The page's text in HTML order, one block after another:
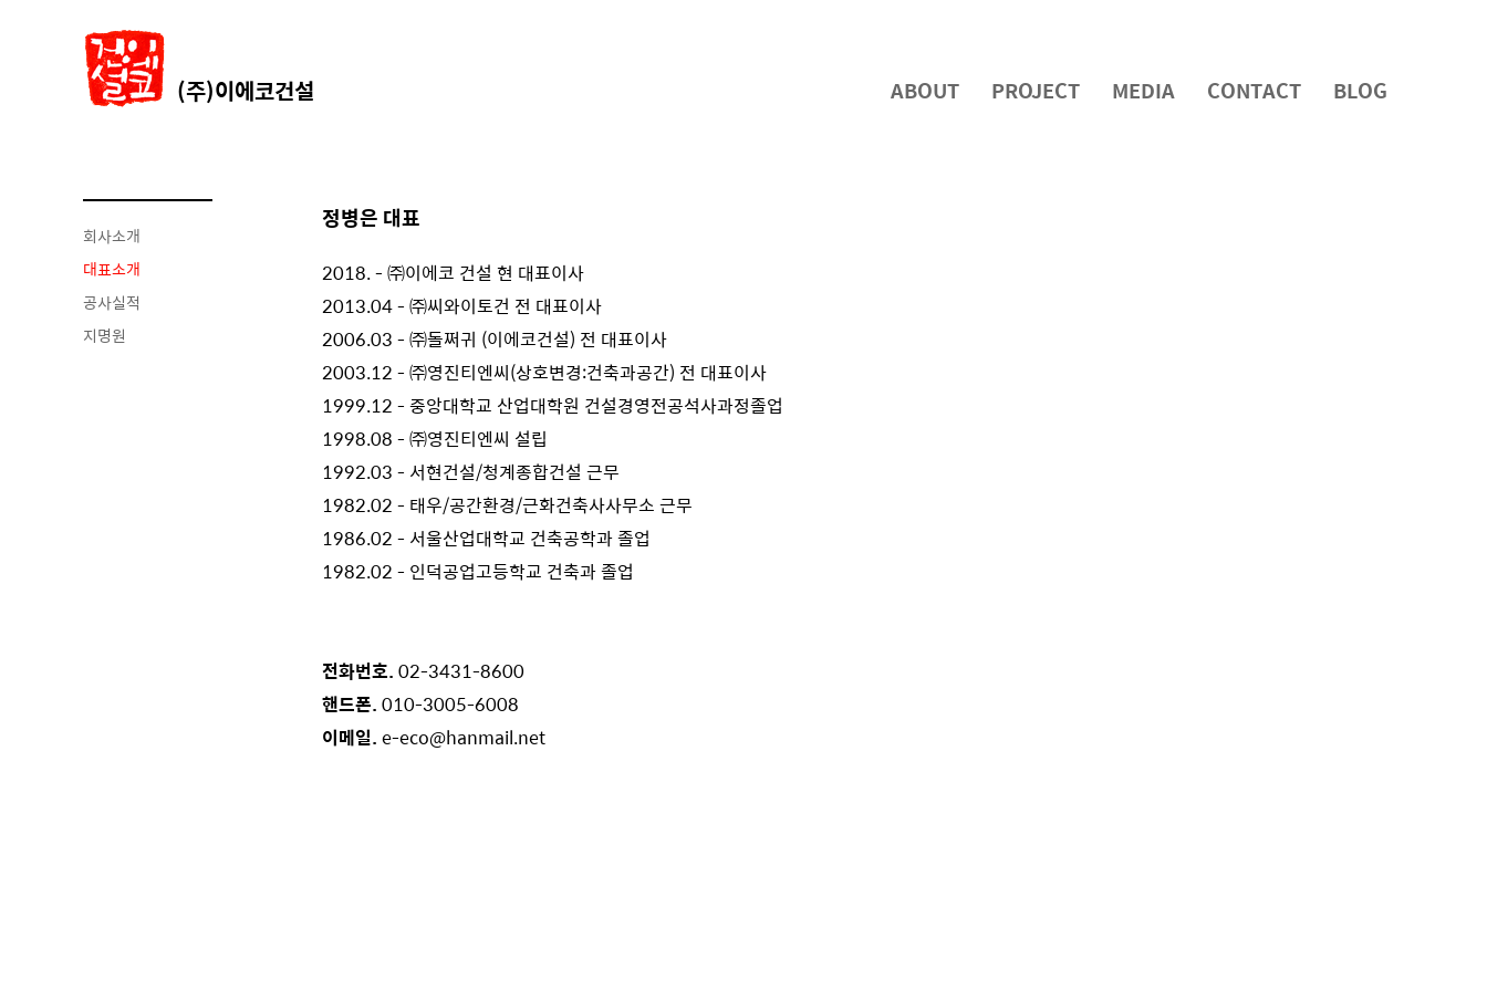
(주)이에코건설 ABOUT PROJECT MEDIA CONTACT BLOG
회사소개
대표소개
공사실적
지명원
정병은 대표
2018. - ㈜이에코 건설 현 대표이사
2013.04 - ㈜씨와이토건 전 대표이사
2006.03 - ㈜돌쩌귀 (이에코건설) 전 대표이사
2003.12 - ㈜영진티엔씨(상호변경:건축과공간) 전 대표이사
1999.12 - 중앙대학교 산업대학원 건설경영전공석사과정졸업
1998.08 - ㈜영진티엔씨 설립
1992.03 - 서현건설/청계종합건설 근무
1982.02 - 태우/공간환경/근화건축사사무소 근무
1986.02 - 서울산업대학교 건축공학과 졸업
1982.02 - 인덕공업고등학교 건축과 졸업
전화번호. 02-3431-8600
핸드폰. 010-3005-6008
이메일. e-eco@hanmail.net